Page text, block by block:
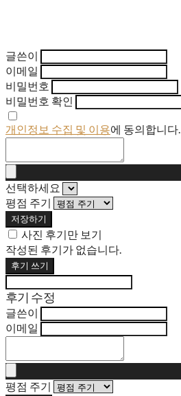
글쓴이
이메일
비밀번호
비밀번호 확인
개인정보 수집 및 이용에 동의합니다.
선택하세요
평점 주기
저장하기
사진 후기만 보기
작성된 후기가 없습니다.
후기 쓰기
후기 수정
글쓴이
이메일
평점 주기